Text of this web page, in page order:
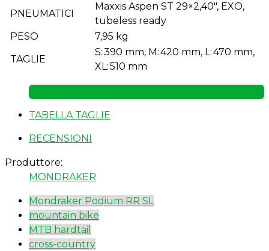
PNEUMATICI
Maxxis Aspen ST 29×2,40″, EXO,
tubeless ready
PESO
7,95 kg
TAGLIE
S: 390 mm, M: 420 mm, L: 470 mm,
XL: 510 mm
TABELLA TAGLIE
RECENSIONI
Produttore:
MONDRAKER
Mondraker Podium RR SL
mountain bike
MTB hardtail
cross-country